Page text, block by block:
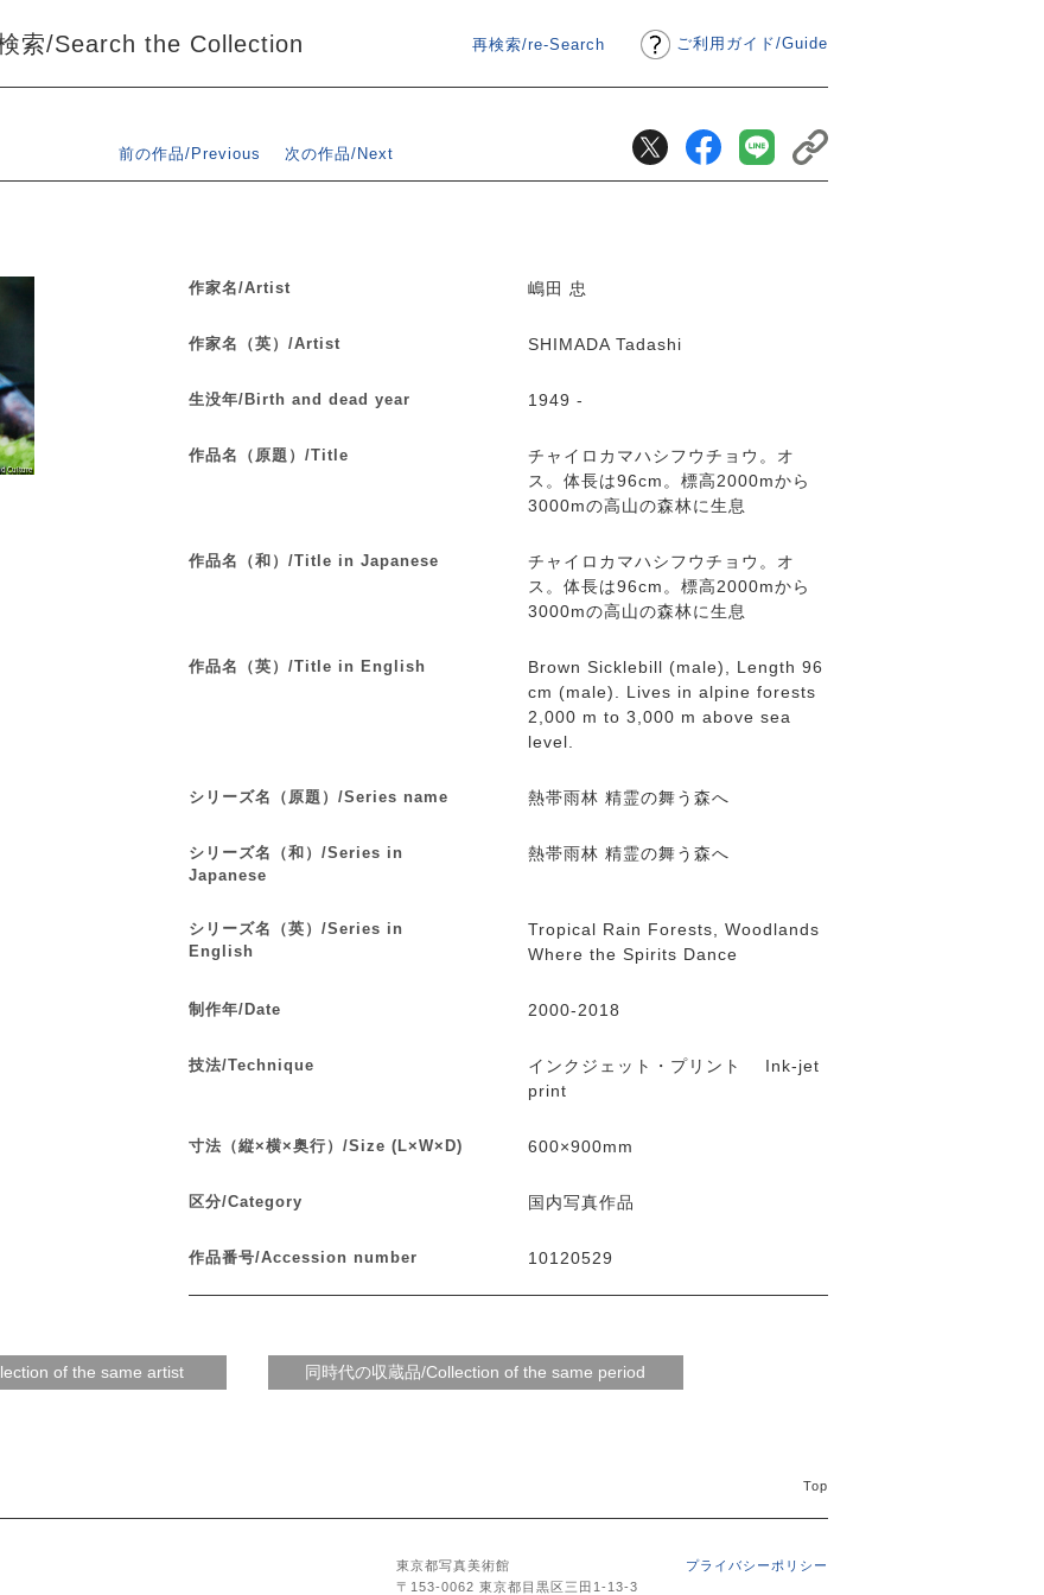
ご利用ガイド/Guide
索/Search the Collection 再検索/re-Search
前の作品/Previous 次の作品/Next
作家名/Artist 嶋田 忠
作家名（英）/Artist SHIMADA Tadashi
生没年/Birth and dead year 1949 -
作品名（原題）/Title
チャイロカマハシフウチョウ。オ
ス。体長は96cm。標高2000mから
3000mの高山の森林に生息
作品名（和）/Title in Japanese
チャイロカマハシフウチョウ。オ
ス。体長は96cm。標高2000mから
3000mの高山の森林に生息
作品名（英）/Title in English
Brown Sicklebill (male), Length 96
cm (male). Lives in alpine forests
2,000 m to 3,000 m above sea
level.
シリーズ名（原題）/Series name 熱帯雨林 精霊の舞う森へ
シリーズ名（和）/Series in
Japanese
熱帯雨林 精霊の舞う森へ
シリーズ名（英）/Series in
English
Tropical Rain Forests, Woodlands
Where the Spirits Dance
制作年/Date 2000-2018
技法/Technique
インクジェット・プリント Ink-jet
print
寸法（縦×横×奥行）/Size (L×W×D) 600×900mm
区分/Category 国内写真作品
作品番号/Accession number 10120529
Top
東京都写真美術館
〒153-0062 東京都目黒区三田1-13-3
プライバシーポリシー